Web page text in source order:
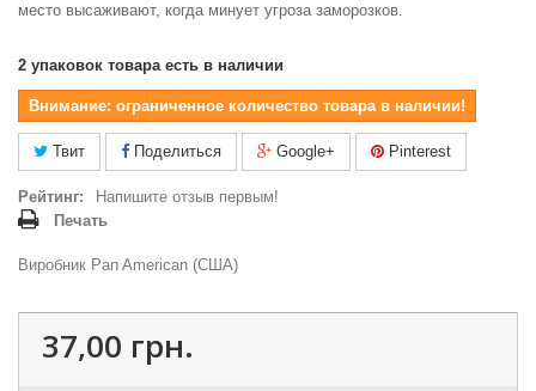
место высаживают, когда минует угроза заморозков.
2 упаковок товара есть в наличии
Внимание: ограниченное количество товара в наличии!
Твит Поделиться Google+ Pinterest
Рейтинг:
Напишите отзыв первым!
Печать
Виробник Pan American (США)
37,00 грн.